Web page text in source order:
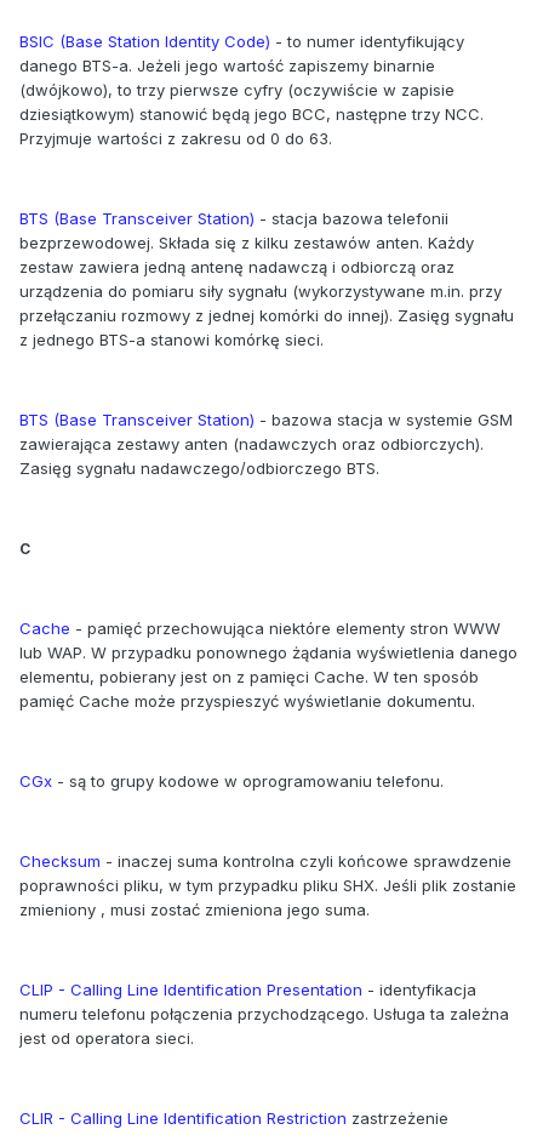
BSIC (Base Station Identity Code) - to numer identyfikujący
danego BTS-a. Jeżeli jego wartość zapiszemy binarnie
(dwójkowo), to trzy pierwsze cyfry (oczywiście w zapisie
dziesiątkowym) stanowić będą jego BCC, następne trzy NCC.
Przyjmuje wartości z zakresu od 0 do 63.
BTS (Base Transceiver Station) - stacja bazowa telefonii
bezprzewodowej. Składa się z kilku zestawów anten. Każdy
zestaw zawiera jedną antenę nadawczą i odbiorczą oraz
urządzenia do pomiaru siły sygnału (wykorzystywane m.in. przy
przełączaniu rozmowy z jednej komórki do innej). Zasięg sygnału
z jednego BTS-a stanowi komórkę sieci.
BTS (Base Transceiver Station) - bazowa stacja w systemie GSM
zawierająca zestawy anten (nadawczych oraz odbiorczych).
Zasięg sygnału nadawczego/odbiorczego BTS.
C
Cache - pamięć przechowująca niektóre elementy stron WWW
lub WAP. W przypadku ponownego żądania wyświetlenia danego
elementu, pobierany jest on z pamięci Cache. W ten sposób
pamięć Cache może przyspieszyć wyświetlanie dokumentu.
CGx - są to grupy kodowe w oprogramowaniu telefonu.
Checksum - inaczej suma kontrolna czyli końcowe sprawdzenie
poprawności pliku, w tym przypadku pliku SHX. Jeśli plik zostanie
zmieniony , musi zostać zmieniona jego suma.
CLIP - Calling Line Identification Presentation - identyfikacja
numeru telefonu połączenia przychodzącego. Usługa ta zależna
jest od operatora sieci.
CLIR - Calling Line Identification Restriction zastrzeżenie